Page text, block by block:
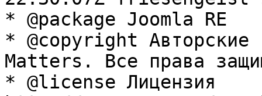
* @package Joomla RE
* @copyright Авторские
Matters. Все права
* @license Лицензия